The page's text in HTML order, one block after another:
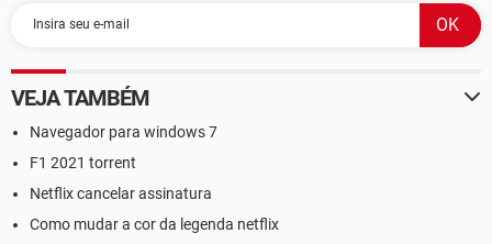
VEJA TAMBÉM
Navegador para windows 7
F1 2021 torrent
Netflix cancelar assinatura
Como mudar a cor da legenda netflix